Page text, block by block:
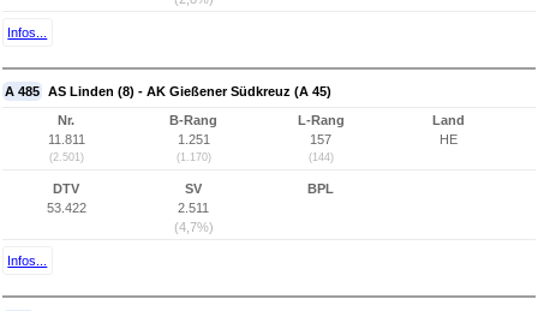
Infos...
A 485 AS Linden (8) - AK Gießener Südkreuz (A 45)
Nr.
11.811
(2.501)
B-Rang
1.251
(1.170)
L-Rang
157
(144)
Land
HE
DTV
53.422
SV
2.511
(4,7%)
BPL
Infos...